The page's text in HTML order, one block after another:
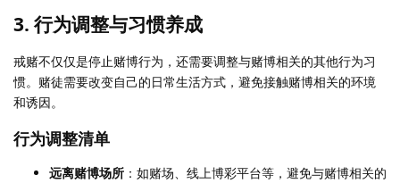
3. 行为调整与习惯养成
戒赌不仅仅是停止赌博行为，还需要调整与赌博相关的其他行为习
惯。赌徒需要改变自己的日常生活方式，避免接触赌博相关的环境
和诱因。
行为调整清单
远离赌博场所 ：如赌场、线上博彩平台等，避免与赌博相关的